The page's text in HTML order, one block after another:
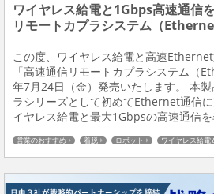
ワイヤレス給電と1Gbps高速通信
リモートカプラシステム（
この度、ワイヤレス給電と高速
「高速通信リモートカプラシステム（
年7月24日（金）発売いたします。 本
ラシリーズとして初めてEthernet通信
イヤレス給電と最大1Gbpsの高速通信
線レス化...
営業のおすすめ 着脱 ロボット ワイヤレス給電